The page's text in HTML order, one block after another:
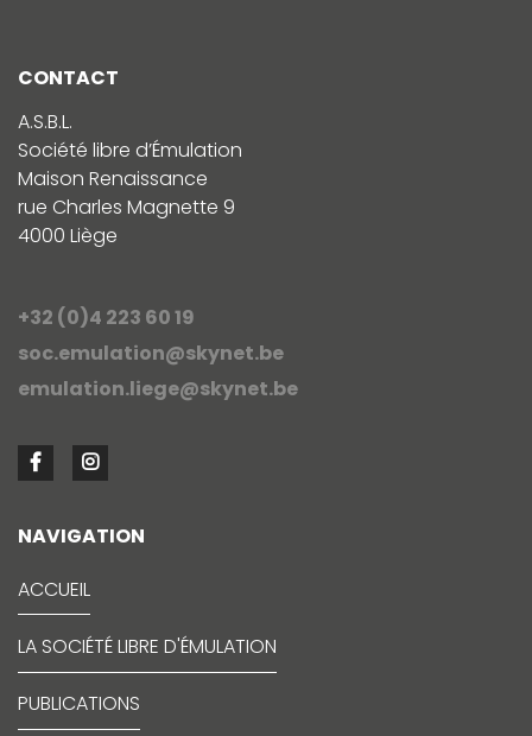
CONTACT
A.S.B.L.
Société libre d’Émulation
Maison Renaissance
rue Charles Magnette 9
4000 Liège
+32 (0)4 223 60 19
soc.emulation@skynet.be
emulation.liege@skynet.be
NAVIGATION
ACCUEIL
LA SOCIÉTÉ LIBRE D'ÉMULATION
PUBLICATIONS